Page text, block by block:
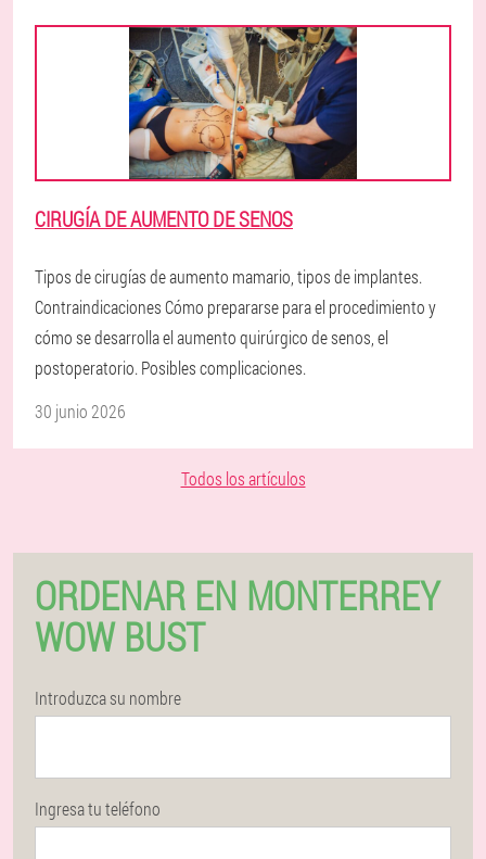
CIRUGÍA DE AUMENTO DE SENOS
Tipos de cirugías de aumento mamario, tipos de implantes.
Contraindicaciones Cómo prepararse para el procedimiento y
cómo se desarrolla el aumento quirúrgico de senos, el
postoperatorio. Posibles complicaciones.
30 junio 2026
Todos los artículos
ORDENAR EN MONTERREY
WOW BUST
Introduzca su nombre
Ingresa tu teléfono